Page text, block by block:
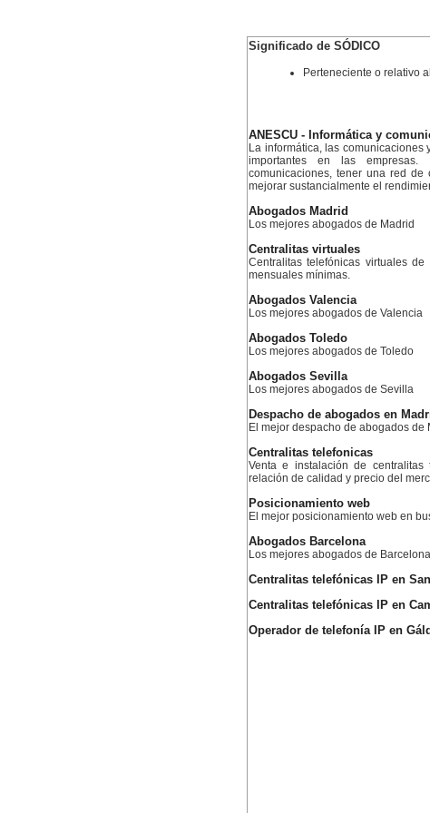
Significado de SÓDICO
Perteneciente o relativo
ANESCU - Informática y
La informática, las
importantes en las empresas.
comunicaciones, tener una red
mejorar sustancialmente el
Abogados Madrid
Los mejores abogados de Madrid
Centralitas virtuales
Centralitas telefónicas virtuales
mensuales mínimas.
Abogados Valencia
Los mejores abogados de Valencia
Abogados Toledo
Los mejores abogados de Toledo
Abogados Sevilla
Los mejores abogados de Sevilla
Despacho de abogados en
El mejor despacho de abogados de
Centralitas telefonicas
Venta e instalación de
relación de calidad y precio del
Posicionamiento web
El mejor posicionamiento web en
Abogados Barcelona
Los mejores abogados de Barcelona
Centralitas telefónicas IP en
Centralitas telefónicas IP en
Operador de telefonía IP en